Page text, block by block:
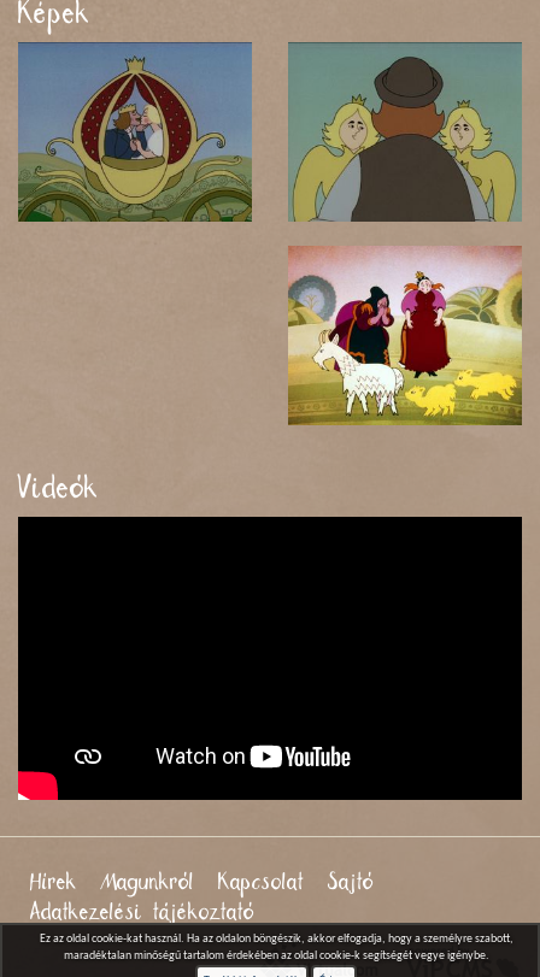
Képek
Videók
Hírek Magunkról Kapcsolat
Sajtó
Adatkezelési tájékoztató
Ez az oldal cookie-kat használ. Ha az oldalon böngészik, akkor elfogadja, hogy a személyre szabott,
maradéktalan minőségű tartalom érdekében az oldal cookie-k segítségét vegye igénybe.